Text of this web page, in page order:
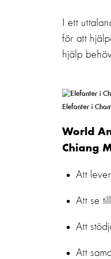
I ett
för att
hjälp
Elefanter i
World
Chiang
Att
Att se
Att
Att